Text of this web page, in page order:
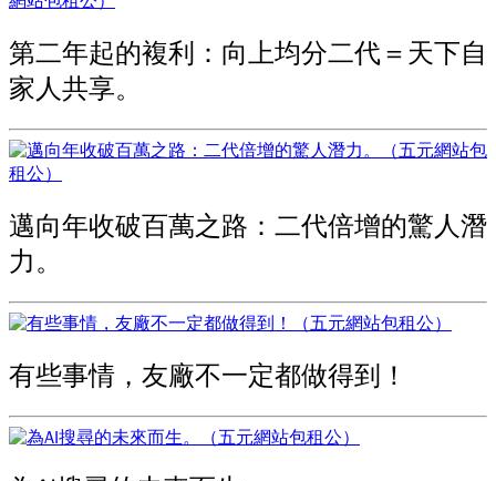
第二年起的複利：向上均分二代＝天下自
家人共享。
邁向年收破百萬之路：二代倍增的驚人潛
力。
有些事情，友廠不一定都做得到！